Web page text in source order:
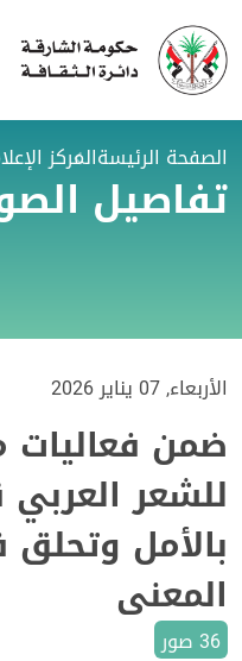
الصفحة الرئيسةالمركز
تفاصيل
الأربعاء, 07 يناير 2026
ضمن فعاليات
للشعر
بالأمل
المعنى
36 صور